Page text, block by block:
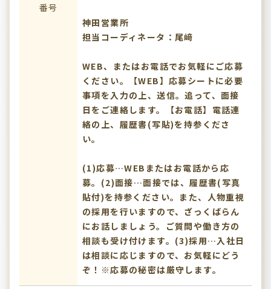
番号
神田営業所
担当コーディネータ：尾﨑
WEB、またはお電話でお気軽にご応募
ください。【WEB】応募シートに必要
事項を入力の上、送信。追って、面接
日をご連絡します。【お電話】電話連
絡の上、履歴書(写貼)を持参くださ
い。
(1)応募…WEBまたはお電話から応
募。(2)面接…面接では、履歴書(写真
貼付)を持参ください。また、人物重視
の採用を行いますので、ざっくばらん
にお話しましょう。ご質問や働き方の
相談も受け付けます。(3)採用…入社日
は相談に応じますので、お気軽にどう
ぞ！※応募の秘密は厳守します。